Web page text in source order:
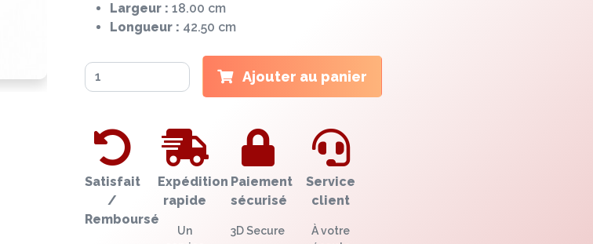
Largeur : 18.00 cm
Longueur : 42.50 cm
Ajouter au panier
Satisfait
/
Remboursé
Expédition
rapide
Un
Paiement
sécurisé
3D Secure
Service
client
À votre